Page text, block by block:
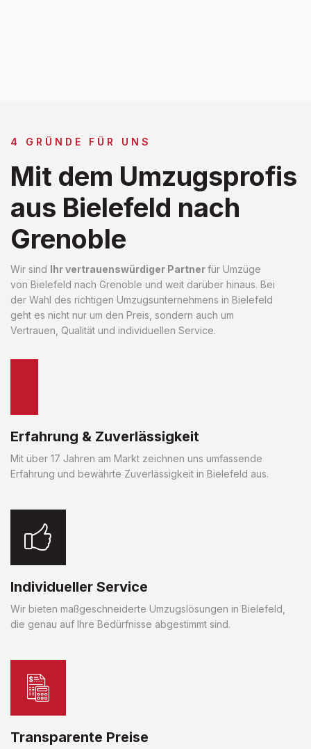
4 GRÜNDE FÜR UNS
Mit dem Umzugsprofis
aus Bielefeld nach
Grenoble
Wir sind Ihr vertrauenswürdiger Partnerfür Umzüge
von Bielefeld nach Grenoble und weit darüber hinaus. Bei
der Wahl des richtigen Umzugsunternehmens in Bielefeld
geht es nicht nur um den Preis, sondern auch um
Vertrauen, Qualität und individuellen Service.
Erfahrung & Zuverlässigkeit
Mit über 17 Jahren am Markt zeichnen uns umfassende
Erfahrung und bewährte Zuverlässigkeit in Bielefeld aus.
Individueller Service
Wir bieten maßgeschneiderte Umzugslösungen in Bielefeld,
die genau auf Ihre Bedürfnisse abgestimmt sind.
Transparente Preise